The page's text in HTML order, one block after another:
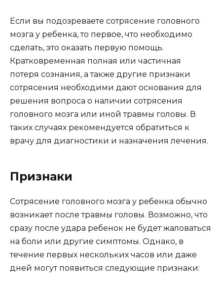
Если вы подозреваете сотрясение головного
мозга у ребенка, то первое, что необходимо
сделать, это оказать первую помощь.
Кратковременная полная или частичная
потеря сознания, а также другие признаки
сотрясения необходими дают основания для
решения вопроса о наличии сотрясения
головного мозга или иной травмы головы. В
таких случаях рекомендуется обратиться к
врачу для диагностики и назначения лечения.
Признаки
Сотрясение головного мозга у ребенка обычно
возникает после травмы головы. Возможно, что
сразу после удара ребенок не будет жаловаться
на боли или другие симптомы. Однако, в
течение первых нескольких часов или даже
дней могут появиться следующие признаки: